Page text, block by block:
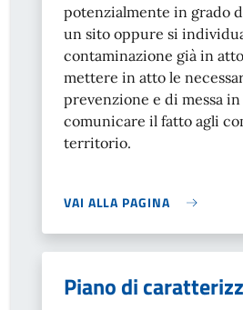
potenzialmente in grado
un sito oppure si
contaminazione già in
mettere in atto le
prevenzione e di messa
comunicare il fatto agli
territorio.
VAI ALLA PAGINA
Piano di